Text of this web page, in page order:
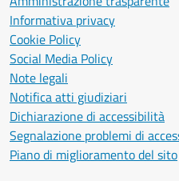
Informativa privacy
Cookie Policy
Social Media Policy
Note legali
Notifica atti giudiziari
Dichiarazione di accessibilità
Segnalazione problemi di
Piano di miglioramento del sito